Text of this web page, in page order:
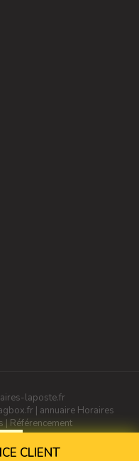
laposte.fr
| annuaire Horaires
| Référencement
CLIENT